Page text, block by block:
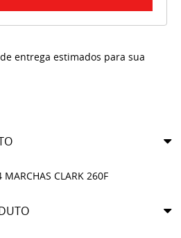
entrega estimados para sua
CLARK 260F